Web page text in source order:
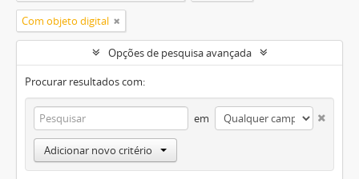
Com objeto digital
Opções de pesquisa avançada
Procurar resultados com:
em
Adicionar novo critério